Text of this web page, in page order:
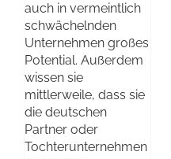
auch in vermeintlich
schwächelnden
Unternehmen großes
Potential. Außerdem
wissen sie
mittlerweile, dass sie
die deutschen
Partner oder
Tochterunternehmen